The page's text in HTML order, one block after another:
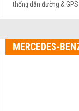
thống dẫn đường & GPS
MERCEDES-